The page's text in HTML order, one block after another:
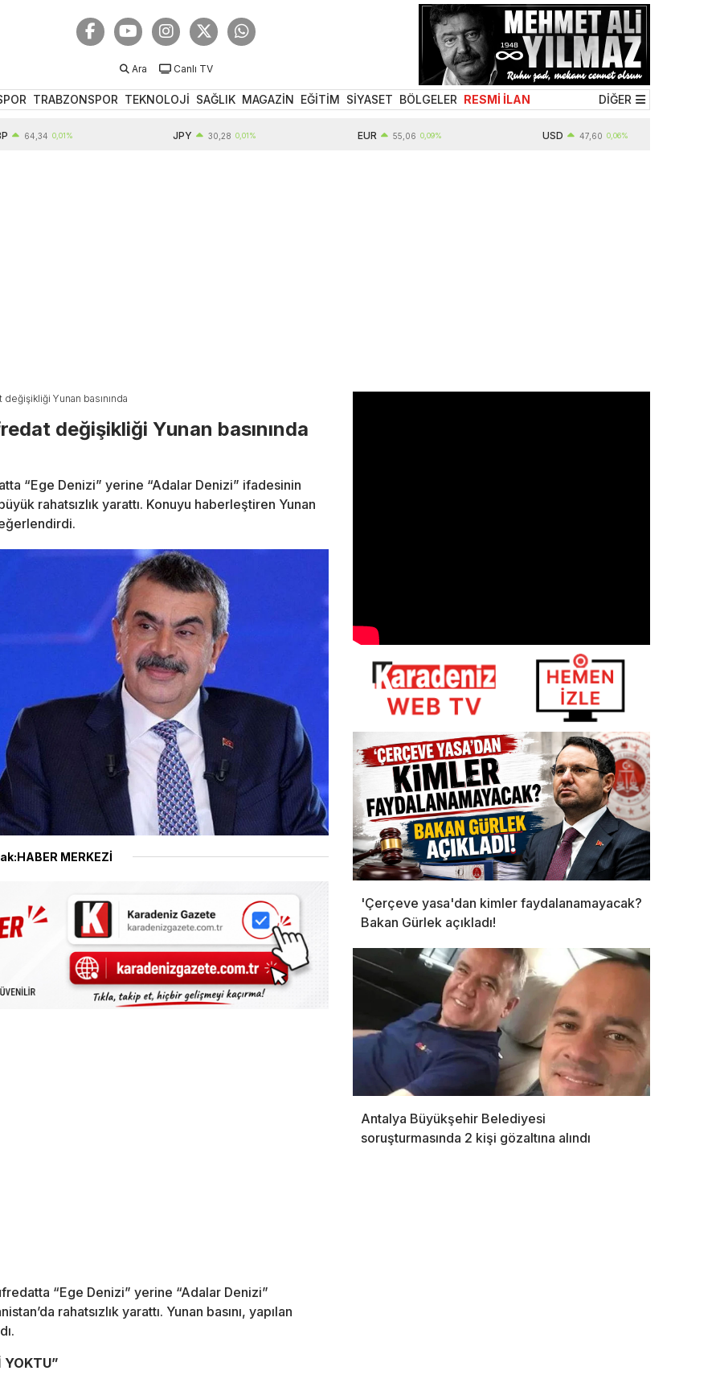
Ara Canlı TV
TRABZONSPOR TEKNOLOJİ SAĞLIK MAGAZİN EĞİTİM SİYASET BÖLGELER RESMİ İLAN DİĞER
0,01% 30,28 0,01% 55,06 0,09% 47,60 0,06%
Yunan basınında
değişikliği Yunan basınında
“Ege Denizi” yerine “Adalar Denizi” ifadesinin
rahatsızlık yarattı. Konuyu haberleştiren Yunan
MERKEZİ
“Ege Denizi” yerine “Adalar Denizi”
rahatsızlık yarattı. Yunan basını, yapılan
YOKTU”
'Çerçeve yasa'dan kimler faydalanamayacak?
Bakan Gürlek açıkladı!
Antalya Büyükşehir Belediyesi
soruşturmasında 2 kişi gözaltına alındı